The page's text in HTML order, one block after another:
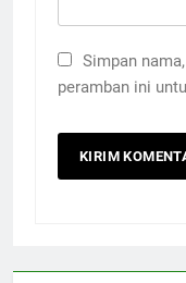
Simpan
peramban ini